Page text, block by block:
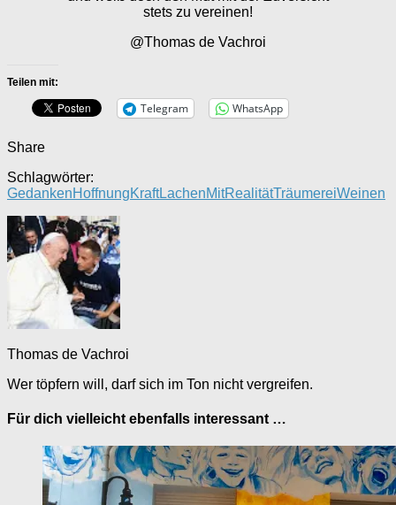
stets zu vereinen!
@Thomas de Vachroi
Teilen mit:
Telegram WhatsApp
Share
Schlagwörter:
GedankenHoffnungKraftLachenMitRealitätTräumereiWeinen
Thomas de Vachroi
Wer töpfern will, darf sich im Ton nicht vergreifen.
Für dich vielleicht ebenfalls interessant …